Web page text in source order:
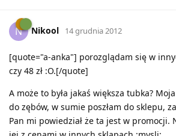
N Nikool 14 grudnia 2012
[quote="a-anka"] porozglądam się w
czy 48 zł :O.[/quote]
A może to była jakaś większa tubka?
do zębów, w sumie poszłam do sklepu,
Pan mi powiedział że ta jest w promocji.